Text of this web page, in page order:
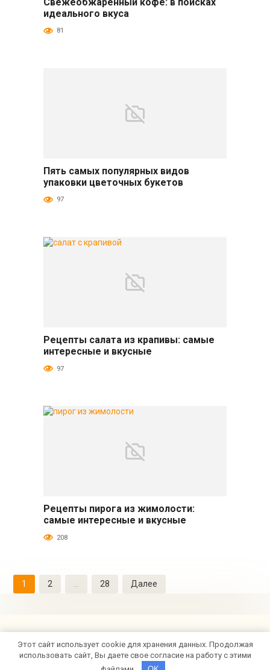
идеального вкуса
81
Пять самых популярных видов
упаковки цветочных букетов
97
Салаты и закуски
Рецепты салата из крапивы: самые
интересные и вкусные
97
Выпечка и десерты
Рецепты пирога из жимолости:
самые интересные и вкусные
208
Пагинация
записей
1 2 28 Далее
© 2026 Poedashka.Ru
Этот сайт использует cookie для хранения данных. Продолжая
использовать сайт, Вы даете свое согласие на работу с этими